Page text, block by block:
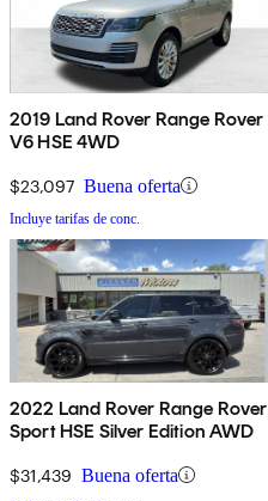
2019 Land Rover Range Rover
V6 HSE 4WD
$23,097 Buena oferta
Incluye tarifas de conc.
2022 Land Rover Range Rover
Sport HSE Silver Edition AWD
$31,439 Buena oferta